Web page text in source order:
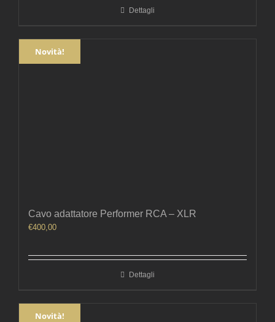
Dettagli
Novità!
Cavo adattatore Performer RCA – XLR
€400,00
Dettagli
Novità!